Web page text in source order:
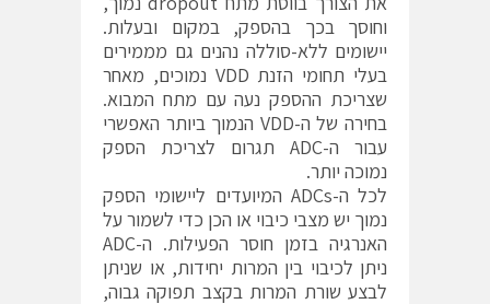
וחוסך בכך בהספק, במקום ובעלות.
יישומים ללא-סוללה נהנים גם מממירים
בעלי תחומי הזנת VDD נמוכים, מאחר
שצריכת ההספק נעה עם מתח המבוא.
בחירה של ה-VDD הנמוך ביותר האפשרי
עבור ה-ADC תגרום לצריכת הספק
נמוכה יותר.
לכל ה-ADCs המיועדים ליישומי הספק
נמוך יש מצבי כיבוי או הכן כדי לשמור על
האנרגיה בזמן חוסר הפעילות. ה-ADC
ניתן לכיבוי בין המרות יחידות, או שניתן
לבצע שורת המרות בקצב תפוקה גבוה,